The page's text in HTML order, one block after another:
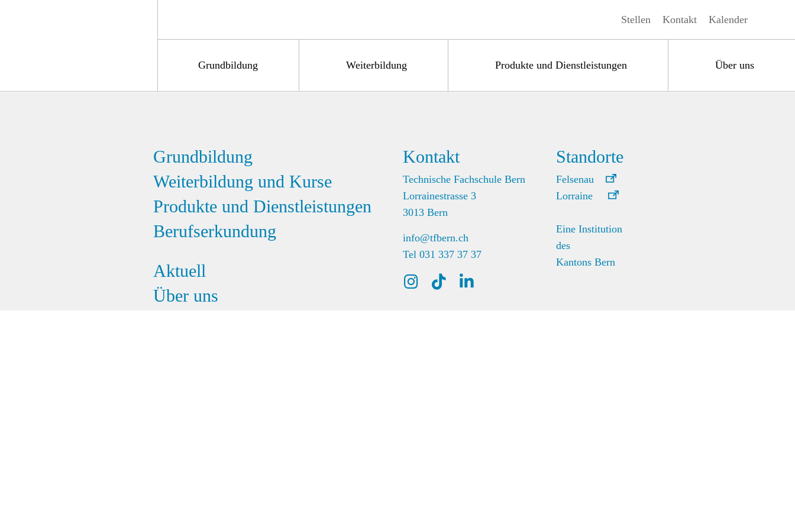
Stellen Kontakt Kalender
Grundbildung Weiterbildung Produkte und Dienstleistungen Über uns
Grundbildung
Weiterbildung und Kurse
Produkte und Dienstleistungen
Berufserkundung
Aktuell
Über uns
Kontakt
Technische Fachschule Bern
Lorrainestrasse 3
3013 Bern
info@tfbern.ch
Tel 031 337 37 37
Standorte
Felsenau
Lorraine
Eine Institution
des
Kantons Bern